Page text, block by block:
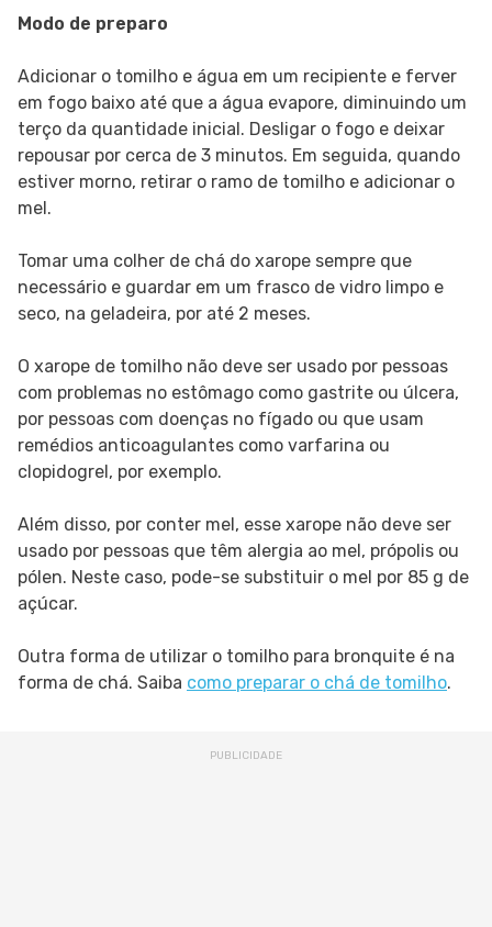
Modo de preparo
Adicionar o tomilho e água em um recipiente e ferver
em fogo baixo até que a água evapore, diminuindo um
terço da quantidade inicial. Desligar o fogo e deixar
repousar por cerca de 3 minutos. Em seguida, quando
estiver morno, retirar o ramo de tomilho e adicionar o
mel.
Tomar uma colher de chá do xarope sempre que
necessário e guardar em um frasco de vidro limpo e
seco, na geladeira, por até 2 meses.
O xarope de tomilho não deve ser usado por pessoas
com problemas no estômago como gastrite ou úlcera,
por pessoas com doenças no fígado ou que usam
remédios anticoagulantes como varfarina ou
clopidogrel, por exemplo.
Além disso, por conter mel, esse xarope não deve ser
usado por pessoas que têm alergia ao mel, própolis ou
pólen. Neste caso, pode-se substituir o mel por 85 g de
açúcar.
Outra forma de utilizar o tomilho para bronquite é na
forma de chá. Saiba como preparar o chá de tomilho.